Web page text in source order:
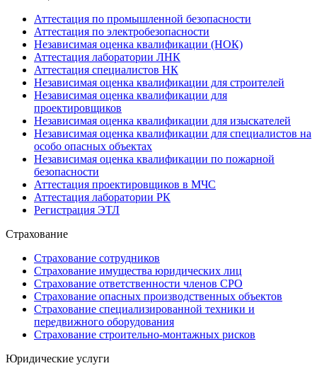
Аттестация по промышленной безопасности
Аттестация по электробезопасности
Независимая оценка квалификации (НОК)
Аттестация лаборатории ЛНК
Аттестация специалистов НК
Независимая оценка квалификации для строителей
Независимая оценка квалификации для
проектировщиков
Независимая оценка квалификации для изыскателей
Независимая оценка квалификации для специалистов на
особо опасных объектах
Независимая оценка квалификации по пожарной
безопасности
Аттестация проектировщиков в МЧС
Аттестация лаборатории РК
Регистрация ЭТЛ
Страхование
Страхование сотрудников
Страхование имущества юридических лиц
Страхование ответственности членов СРО
Страхование опасных производственных объектов
Страхование специализированной техники и
передвижного оборудования
Страхование строительно-монтажных рисков
Юридические услуги